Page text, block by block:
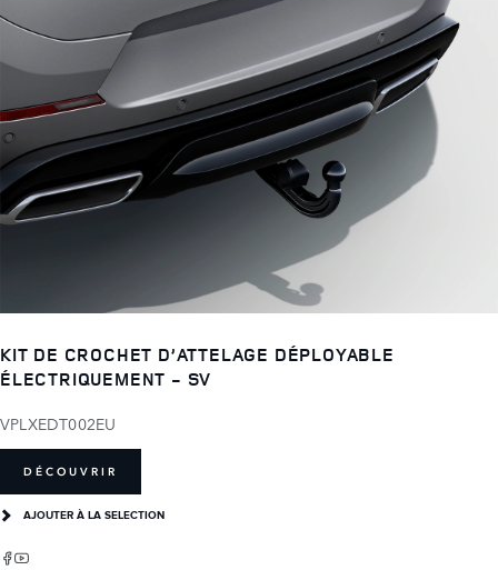
KIT DE CROCHET D’ATTELAGE DÉPLOYABLE
ÉLECTRIQUEMENT - SV
VPLXEDT002EU
DÉCOUVRIR
AJOUTER À LA SELECTION